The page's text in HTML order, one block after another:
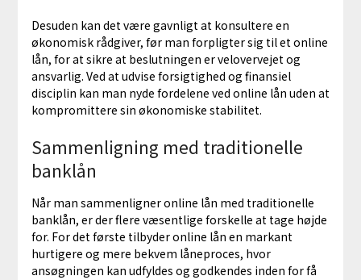
Desuden kan det være gavnligt at konsultere en
økonomisk rådgiver, før man forpligter sig til et online
lån, for at sikre at beslutningen er velovervejet og
ansvarlig. Ved at udvise forsigtighed og finansiel
disciplin kan man nyde fordelene ved online lån uden at
kompromittere sin økonomiske stabilitet.
Sammenligning med traditionelle
banklån
Når man sammenligner online lån med traditionelle
banklån, er der flere væsentlige forskelle at tage højde
for. For det første tilbyder online lån en markant
hurtigere og mere bekvem låneproces, hvor
ansøgningen kan udfyldes og godkendes inden for få